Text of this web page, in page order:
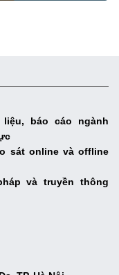
báo cáo ngành
sát online và offline
và truyền thông